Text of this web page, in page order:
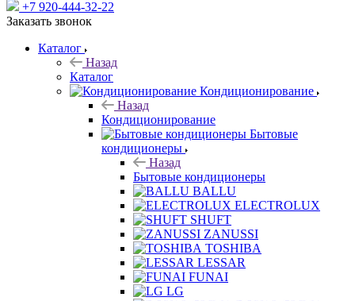
+7 920-444-32-22
Заказать звонок
Каталог
Назад
Каталог
Кондиционирование
Назад
Кондиционирование
Бытовые
кондиционеры
Назад
Бытовые кондиционеры
BALLU
ELECTROLUX
SHUFT
ZANUSSI
TOSHIBA
LESSAR
FUNAI
LG